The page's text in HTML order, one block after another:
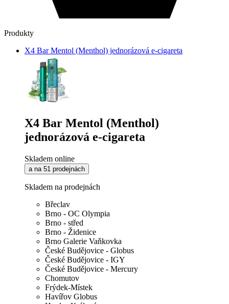
Produkty
X4 Bar Mentol (Menthol) jednorázová e-cigareta
X4 Bar Mentol (Menthol)
jednorázová e-cigareta
Skladem online
a na 51 prodejnách
Skladem na prodejnách
Břeclav
Brno - OC Olympia
Brno - střed
Brno - Židenice
Brno Galerie Vaňkovka
České Budějovice - Globus
České Budějovice - IGY
České Budějovice - Mercury
Chomutov
Frýdek-Místek
Havířov Globus